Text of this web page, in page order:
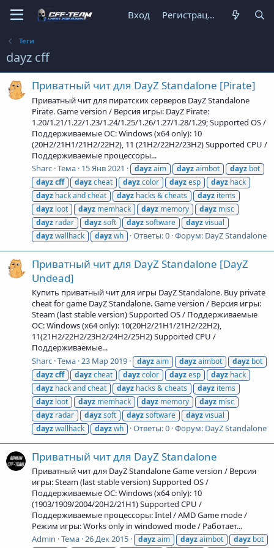
Вход Регистрация
Теги
dayz cff
Приватный чит для DayZ Standalone [Pirate]
Приватный чит для пиратских серверов DayZ Standalone
Pirate. Game version / Версия игры: DayZ Pirate:
1.20/1.21/1.22/1.23/1.24/1.25/1.26/1.27/1.28/1.29; Supported OS /
Поддерживаемые ОС: Windows (x64 only): 10
(20H2/21H1/21H2/22H2), 11 (21H2/22H2/23H2) Supported CPU /
Поддерживаемые процессоры...
Sharc Тема 15 Янв 2021 dayzaim dayzaimbot dayz bot
dayzcff dayzcheat dayzcolor dayzesp dayz hack
dayz hack and cheat dayz hacks & cheats dayz items
dayz loot dayz memhack dayz memory dayz misc
dayz radar dayzsoft dayzsoftware dayzvisual
dayzwallhack dayzwh Ответы: 0 Форум: DayZ Standalone
Приватный чит для DayZ Standalone [DayZ
Undead]
Купить приватный чит для игры DayZ Standalone. Buy private
cheat for game DayZ Standalone. Game version / Версия игры:
Steam (last stable version) Supported OS / Поддерживаемые
ОС: Windows (x64 only): 10(20H2/21H1/21H2/22H2),
11(21H2/22H2/23H2/24H2/25H2) Supported CPU /
Поддерживаемые...
Sharc Тема 23 Мар 2019 dayzaim dayzaimbot dayz bot
dayzcff dayzcheat dayzcolor dayzesp dayz hack
dayz hack and cheat dayz hacks & cheats dayz items
dayz loot dayz memhack dayz memory dayz misc
dayz radar dayzsoft dayzsoftware dayzvisual
dayzwallhack dayzwh Ответы: 0 Форум: DayZ Standalone
Приватный чит для DayZ Standalone
Приватный чит для DayZ Standalone Game version / Версия
игры: Steam (last stable version) Supported OS /
Поддерживаемые ОС: Windows (x64 only): 10
(1903/1909/2004/20H2/21H1) Supported CPU /
Поддерживаемые процессоры: Intel / AMD Game mode /
Режим игры: Works only in windowed mode / Работает...
Admin Тема 26 Дек 2015 dayzaim dayzaimbot dayz bot